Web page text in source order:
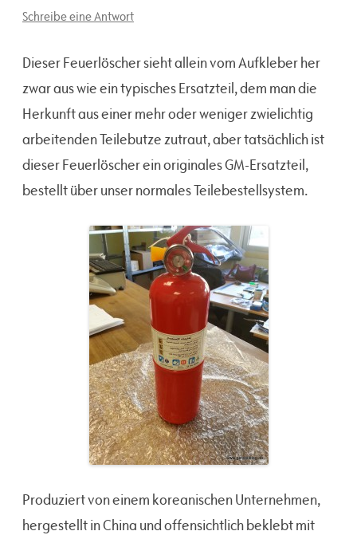
Schreibe eine Antwort
Dieser Feuerlöscher sieht allein vom Aufkleber her
zwar aus wie ein typisches Ersatzteil, dem man die
Herkunft aus einer mehr oder weniger zwielichtig
arbeitenden Teilebutze zutraut, aber tatsächlich ist
dieser Feuerlöscher ein originales GM-Ersatzteil,
bestellt über unser normales Teilebestellsystem.
Produziert von einem koreanischen Unternehmen,
hergestellt in China und offensichtlich beklebt mit